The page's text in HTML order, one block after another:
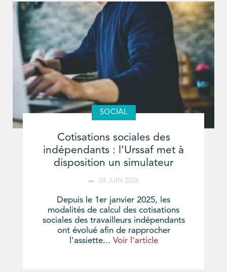
SOCIAL
Cotisations sociales des
indépendants : l’Urssaf met à
disposition un simulateur
04 JUIN 2026
Depuis le 1er janvier 2025, les
modalités de calcul des cotisations
sociales des travailleurs indépendants
ont évolué afin de rapprocher
l'assiette... Voir l'article